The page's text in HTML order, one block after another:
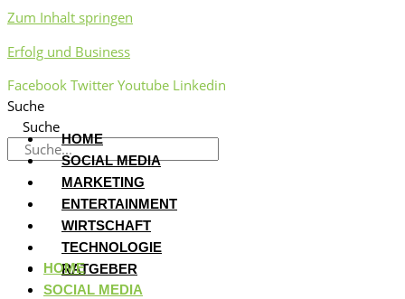
Zum Inhalt springen
Erfolg und Business
Facebook Twitter Youtube Linkedin
Suche
Suche
HOME
SOCIAL MEDIA
MARKETING
ENTERTAINMENT
WIRTSCHAFT
TECHNOLOGIE
RATGEBER
HOME
SOCIAL MEDIA